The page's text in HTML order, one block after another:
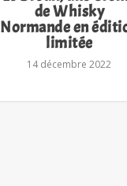
de Whisky
Normande en
limitée
14 décembre 2022